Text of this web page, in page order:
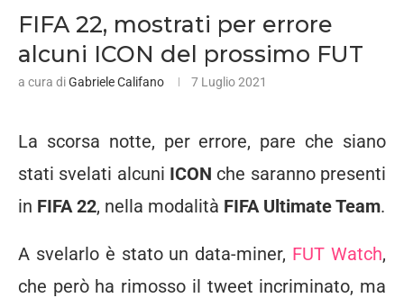
FIFA 22, mostrati per errore
alcuni ICON del prossimo FUT
a cura diGabriele Califano 7 Luglio 2021
La scorsa notte, per errore, pare che siano
stati svelati alcuni ICON che saranno presenti
in FIFA 22, nella modalità FIFA Ultimate Team.
A svelarlo è stato un data-miner, FUT Watch,
che però ha rimosso il tweet incriminato, ma